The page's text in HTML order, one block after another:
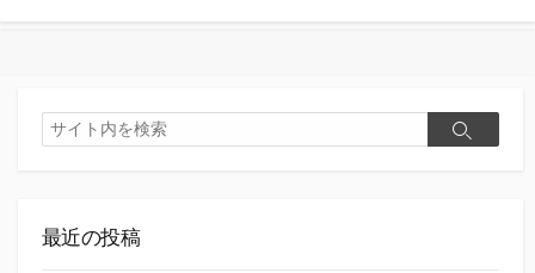
検
索
検
最近の投稿